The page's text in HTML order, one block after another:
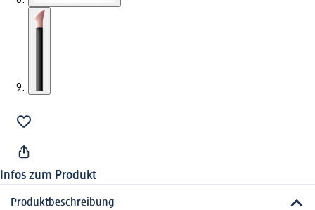
Infos zum Produkt
Produktbeschreibung